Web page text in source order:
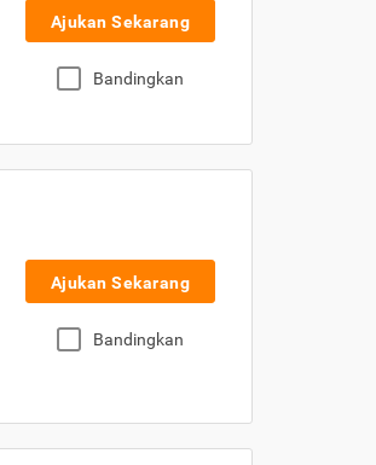
Ajukan Sekarang
Bandingkan
Ajukan Sekarang
Bandingkan